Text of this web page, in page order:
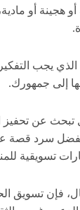
أو هجينة أو
الذي يجب
إلى جمهورك.
عن تحفيز
سرد قصة
تسويقية
فإن تسويق